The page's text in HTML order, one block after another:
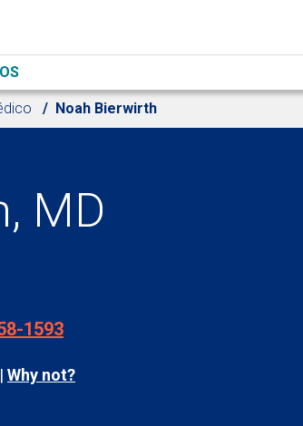
Noah Bierwirth
MD
1593
Why not?